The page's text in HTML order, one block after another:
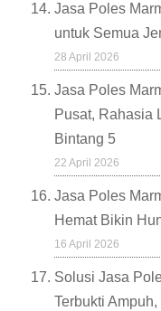
Jasa Poles
untuk Semua
28 April 2026
Jasa Poles
Pusat, Rahasia
Bintang 5
22 April 2026
Jasa Poles
Hemat Bikin
16 April 2026
Solusi Jasa
Terbukti